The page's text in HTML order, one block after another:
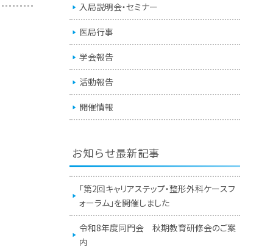
入局説明会・セミナー
医局行事
学会報告
活動報告
開催情報
お知らせ最新記事
「第2回キャリアステップ・整形外科ケースフ
ォーラム」を開催しました
令和8年度同門会 秋期教育研修会のご案
内